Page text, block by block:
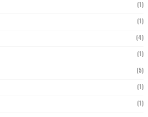
(1)
(1)
(4)
(1)
(5)
(1)
(1)